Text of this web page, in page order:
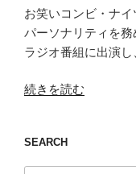
お笑いコンビ・ナ
パーソナリティを務
ラジオ番組に出演し
“「大
呼
ぶ
続きを読む
SEARCH